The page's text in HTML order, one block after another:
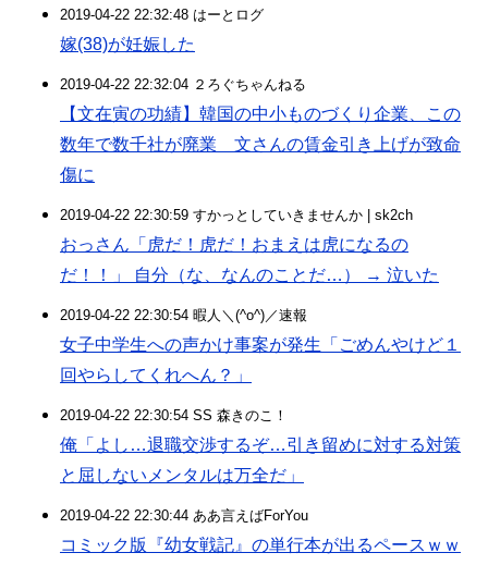
2019-04-22 22:32:48 はーとログ
嫁(38)が妊娠した
2019-04-22 22:32:04 ２ろぐちゃんねる
【文在寅の功績】韓国の中小ものづくり企業、この
数年で数千社が廃業 文さんの賃金引き上げが致命
傷に
2019-04-22 22:30:59 すかっとしていきませんか | sk2ch
おっさん「虎だ！虎だ！おまえは虎になるの
だ！！」 自分（な、なんのことだ…） → 泣いた
2019-04-22 22:30:54 暇人＼(^o^)／速報
女子中学生への声かけ事案が発生「ごめんやけど１
回やらしてくれへん？」
2019-04-22 22:30:54 SS 森きのこ！
俺「よし…退職交渉するぞ…引き留めに対する対策
と屈しないメンタルは万全だ」
2019-04-22 22:30:44 ああ言えばForYou
コミック版『幼女戦記』の単行本が出るペースｗｗ